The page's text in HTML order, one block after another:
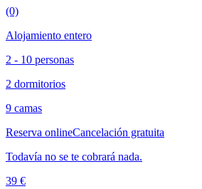
(0)
Alojamiento entero
2 - 10 personas
2 dormitorios
9 camas
Reserva onlineCancelación gratuita
Todavía no se te cobrará nada.
39 €